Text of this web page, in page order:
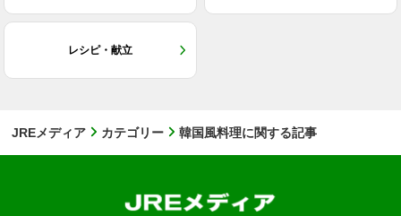
レシピ・献立
JREメディア カテゴリー 韓国風料理に関する記事